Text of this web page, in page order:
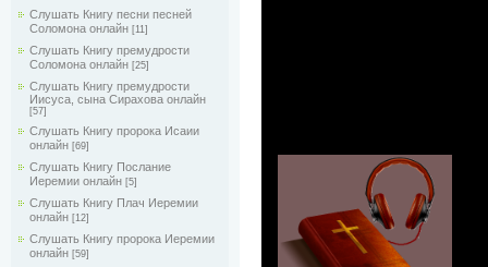
Слушать Книгу песни песней
Соломона онлайн [11]
Слушать Книгу премудрости
Соломона онлайн [25]
Слушать Книгу премудрости
Иисуса, сына Сирахова онлайн
[57]
Слушать Книгу пророка Исаии
онлайн [69]
Слушать Книгу Послание
Иеремии онлайн [5]
Слушать Книгу Плач Иеремии
онлайн [12]
Слушать Книгу пророка Иеремии
онлайн [59]